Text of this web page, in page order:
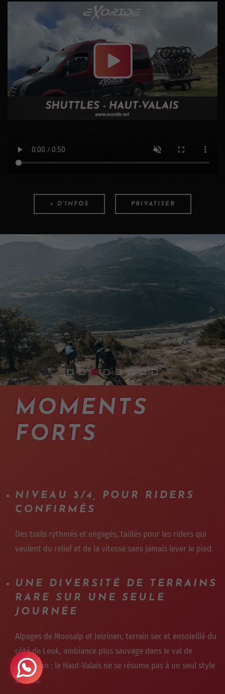
+ D'INFOS PRIVATISER
2512-shuttles-vtt-enduro-haut-valais-06
2512-bike-shuttles-switzerland
2401-shuttles-vtt-enduro-haut-
2401-shuttles-vtt-enduro-haut-
2512-mtb-shuttles-on-the-
2512-mountain-bike-
2512-shuttle-
2512-bike-
MOMENTS
FORTS
NIVEAU 3/4, POUR RIDERS
CONFIRMÉS
Des trails rythmés et engagés, taillés pour les riders qui
veulent du relief et de la vitesse sans jamais lever le pied.
UNE DIVERSITÉ DE TERRAINS
RARE SUR UNE SEULE
JOURNÉE
Alpages de Moosalp et Jeizinen, terrain sec et ensoleillé du
côté de Leuk, ambiance plus sauvage dans le val de
Turtmann : le Haut-Valais ne se résume pas à un seul style
de trail.